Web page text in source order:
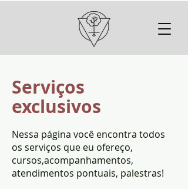
Serviços
exclusivos
Nessa página você encontra todos
os serviços que eu ofereço,
cursos,acompanhamentos,
atendimentos pontuais, palestras!